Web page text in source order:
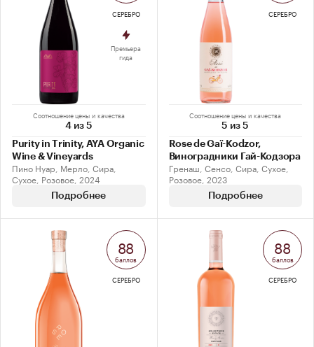
Соотношение цены и качества
4 из 5
Purity in Trinity, AYA Organic
Wine & Vineyards
Пино Нуар, Мерло, Сира,
Сухое, Розовое, 2024
Подробнее
СЕРЕБРО
Премьера
гида
Соотношение цены и качества
5 из 5
Rose de Gaï-Kodzor,
Виноградники Гай-Кодзора
Гренаш, Сенсо, Сира, Сухое,
Розовое, 2023
Подробнее
СЕРЕБРО
88
баллов
СЕРЕБРО
88
баллов
СЕРЕБРО